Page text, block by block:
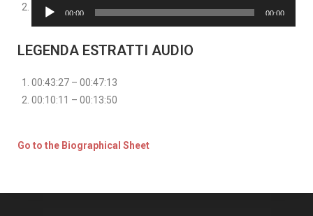
Audio
00:00 00:00
LEGENDA ESTRATTI AUDIO
00:43:27 – 00:47:13
00:10:11 – 00:13:50
Go to the Biographical Sheet